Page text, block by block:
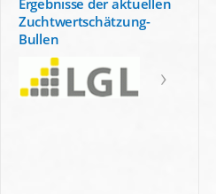
Zuchtwertschätzung-
Bullen